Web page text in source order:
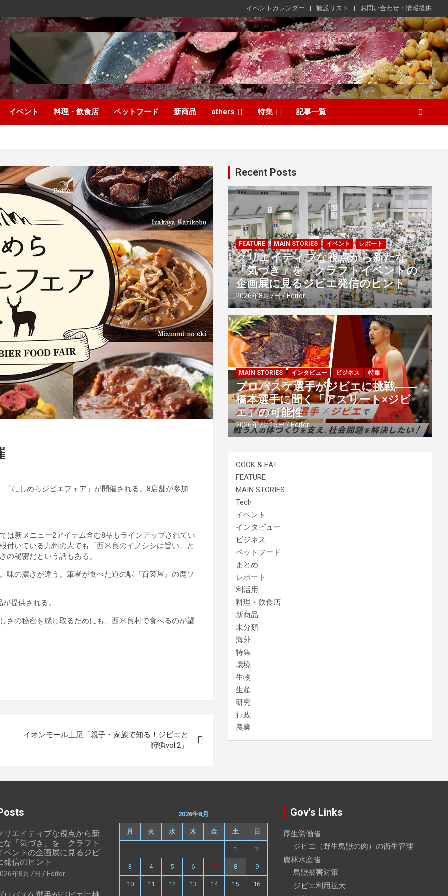
イベントカレンダー 施設リスト お問い合わせ・情報提供
イベント 料理・飲食店 ペットフード 新商品 others 特集 記事一覧
にしめらジビエフェア」が開催される。8店舗が参加
は新メニュー2アイテム含む8品もラインアップされてい
付いている九州の人でも「西米良のイノシシは旨い」と
の秘密だという話もある。
味の濃さが違う。筆者が食べた道の駅『百菜屋』の鹿ソ
提供される。
さの秘密を感じ取るためにも、西米良村で食べるのが望
イオンモール上尾「親子・家族で知る！ジビエと
狩猟vol.2」
Recent Posts
FEATURE MAIN STORIES イベント レポート
クリエイティブな視点から新たな
「気づき」を クラフトイベントの
企画展に見るジビエ発信のヒント
2026年8月7日 Editor
MAIN STORIES インタビュー ビジネス 特集
プロバスケ選手がジビエに挑戦――
橋本選手に聞く「アスリート×ジビ
エ」の可能性
2026年7月15日 Editor
COOK & EAT
FEATURE
MAIN STORIES
Tech
イベント
インタビュー
ビジネス
ペットフード
まとめ
レポート
利活用
料理・飲食店
新商品
未分類
海外
特集
環境
生物
生産
研究
行政
農業
リエイティブな視点から新
な「気づき」を クラフト
ベントの企画展に見るジビ
発信のヒント
年8月7日 Editor
2026年8月
月 火 水 木 金 土 日
1 2
3 4 5 6 7 8 9
10 11 12 13 14 15 16
Gov's Links
厚生労働省
ジビエ（野生鳥獣の肉）の衛生管理
農林水産省
鳥獣被害対策
ジビエ利用拡大